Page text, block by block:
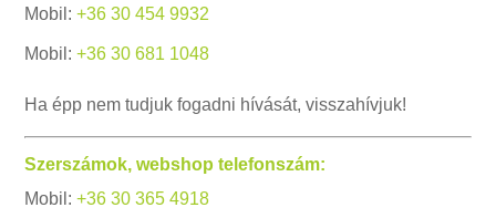
Mobil:+36 30 454 9932
Mobil:+36 30 681 1048
Ha épp nem tudjuk fogadni hívását, visszahívjuk!
Szerszámok, webshop telefonszám:
Mobil:+36 30 365 4918